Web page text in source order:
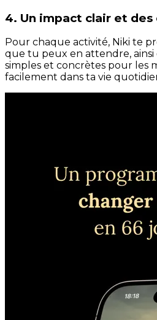
4. Un impact clair et
Pour chaque activité, Niki te
que tu peux en attendre, ainsi
simples et concrètes pour les
facilement dans ta vie